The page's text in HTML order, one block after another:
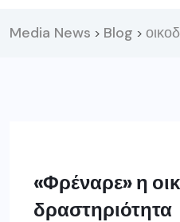
Media News > Blog >
«Φρέναρε» η
δραστηριότητα